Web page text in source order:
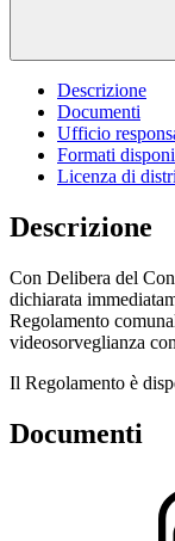
Descrizione
Documenti
Ufficio
Formati
Licenza di
Descrizione
Con Delibera del
dichiarata
Regolamento
videosorveglianza
Il Regolamento è
Documenti